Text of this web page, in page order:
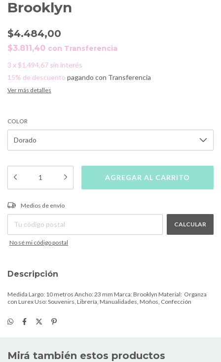
Brooklyn
$4.484,00
$3.811,40 con Transferencia
3 x$1.494,67 sin interés
15% de descuento pagando con Transferencia
Ver más detalles
COLOR
Entregas para el CP:
Medios de envío
CALCULAR
No sé mi código postal
Descripción
Medida Largo: 10 metros Ancho: 23 mm Marca: Brooklyn Material: Organza
con Lurex Uso: Souvenirs, Librería, Manualidades, Moños, Confección
Mirá también estos productos